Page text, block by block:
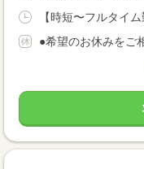
【時短〜フルタイ
●希望のお休みをご